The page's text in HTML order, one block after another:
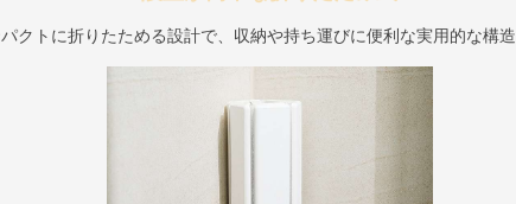
クトに折りたためる設計で、収納や持ち運びに便利な実用的な構造